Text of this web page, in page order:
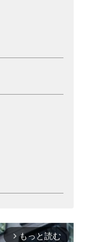
arrow_forward_ios もっと読む